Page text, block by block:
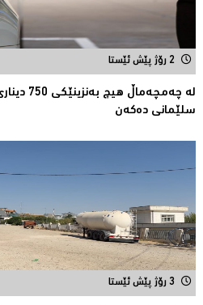
2 رۆژ پێش ئێستا
لە
سلێمانى دەکەن
3 رۆژ پێش ئێستا